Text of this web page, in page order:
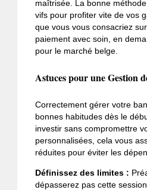
maîtrisée. La bonne
vifs pour profiter vite de vos
que vous vous consacriez
paiement avec soin, en
pour le marché belge.
Astuces pour une Gestion
Correctement gérer votre
bonnes habitudes dès le
investir sans compromettre
personnalisées, cela vous
réduites pour éviter les
Définissez des limites :
dépasserez pas cette